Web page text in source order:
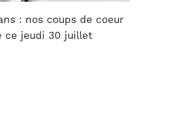
: nos coups de coeur
ce jeudi 30 juillet